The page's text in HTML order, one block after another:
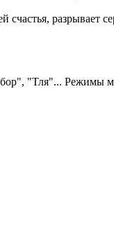
разрывает
"Тля"... Режимы